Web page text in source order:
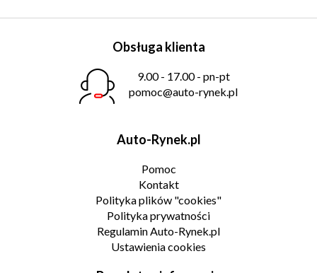
Obsługa klienta
9.00 - 17.00 - pn-pt
pomoc@auto-rynek.pl
Auto-Rynek.pl
Pomoc
Kontakt
Polityka plików "cookies"
Polityka prywatności
Regulamin Auto-Rynek.pl
Ustawienia cookies